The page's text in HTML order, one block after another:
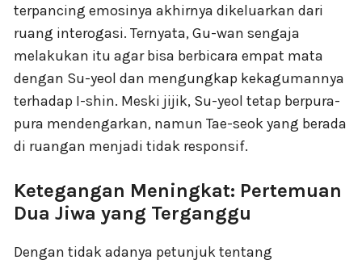
terpancing emosinya akhirnya dikeluarkan dari
ruang interogasi. Ternyata, Gu-wan sengaja
melakukan itu agar bisa berbicara empat mata
dengan Su-yeol dan mengungkap kekagumannya
terhadap I-shin. Meski jijik, Su-yeol tetap berpura-
pura mendengarkan, namun Tae-seok yang berada
di ruangan menjadi tidak responsif.
Ketegangan Meningkat: Pertemuan
Dua Jiwa yang Terganggu
Dengan tidak adanya petunjuk tentang